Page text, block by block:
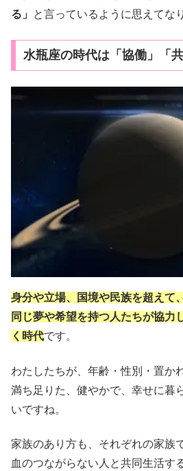
る」
と言っているように思えてな
水瓶座の時代は「協働」「
身分や立場、国境や民族を超えて、
同じ夢や希望を持つ人たちが協力
く時代です。
わたしたちが、年齢・性別・置か
満ち足りた、健やかで、幸せに暮
いですね。
家族のあり方も、それぞれの家族
血のつながらない人と共同生活す